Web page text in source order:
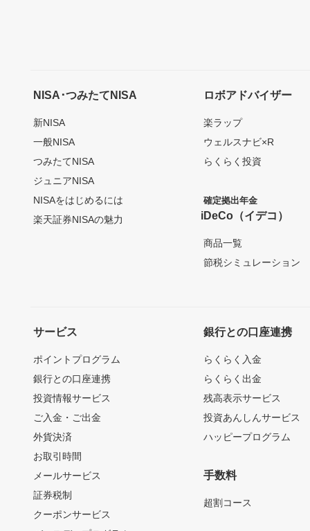
NISA･つみたてNISA
新NISA
一般NISA
つみたてNISA
ジュニアNISA
NISAをはじめるには
楽天証券NISAの魅力
ロボアドバイザー
楽ラップ
ウェルスナビ×R
らくらく投資
確定拠出年金
iDeCo（イデコ）
商品一覧
節税シミュレーション
サービス
ポイントプログラム
銀行との口座連携
投資情報サービス
ご入金・ご出金
外貨決済
お取引時間
メールサービス
証券税制
クーポンサービス
銀行との口座連携
らくらく入金
らくらく出金
残高表示サービス
投資あんしんサービス
ハッピープログラム
手数料
超割コース